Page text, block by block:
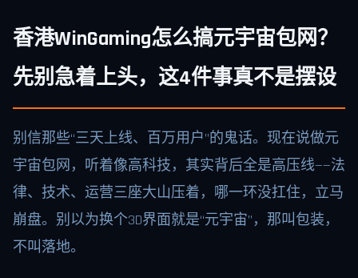
香港WinGaming怎么搞元宇宙包网？
先别急着上头，这4件事真不是摆设
别信那些“三天上线、百万用户”的鬼话。现在说做元
宇宙包网，听着像高科技，其实背后全是高压线——法
律、技术、运营三座大山压着，哪一环没扛住，立马
崩盘。别以为换个3D界面就是“元宇宙”，那叫包装，
不叫落地。